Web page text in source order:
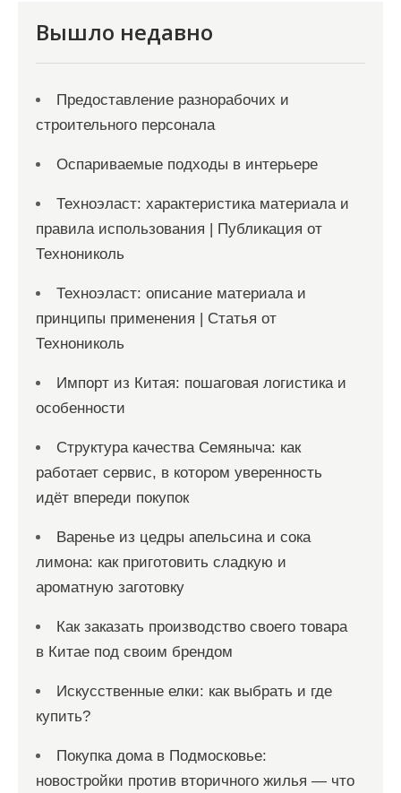
м
Вышло недавно
Предоставление разнорабочих и
строительного персонала
Оспариваемые подходы в интерьере
Техноэласт: характеристика материала и
правила использования | Публикация от
Технониколь
Техноэласт: описание материала и
принципы применения | Статья от
Технониколь
Импорт из Китая: пошаговая логистика и
особенности
Структура качества Семяныча: как
работает сервис, в котором уверенность
идёт впереди покупок
Варенье из цедры апельсина и сока
лимона: как приготовить сладкую и
ароматную заготовку
Как заказать производство своего товара
в Китае под своим брендом
Искусственные елки: как выбрать и где
купить?
Покупка дома в Подмосковье:
новостройки против вторичного жилья — что